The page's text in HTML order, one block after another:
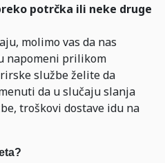
potrčka ili neke druge
molimo vas da nas
napomeni prilikom
službe želite da
da u slučaju slanja
troškovi dostave idu na